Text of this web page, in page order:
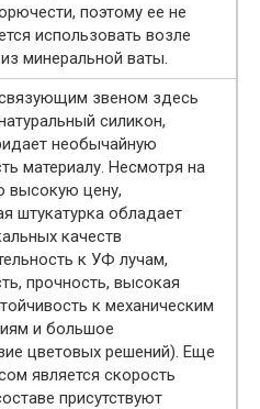
поэтому ее не
использовать возле
из минеральной ваты.
звеном здесь
силикон,
необычайную
материалу. Несмотря на
высокую цену,
штукатурка обладает
качеств
к УФ лучам,
прочность, высокая
к механическим
и большое
цветовых решений). Еще
является скорость
присутствуют